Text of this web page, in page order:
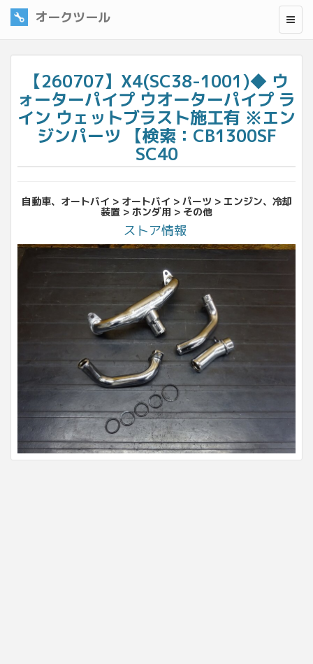
オークツール
【260707】X4(SC38-1001)◆ ウ
ォーターパイプ ウオーターパイプ ラ
イン ウェットブラスト施工有 ※エン
ジンパーツ 【検索：CB1300SF
SC40
自動車、オートバイ > オートバイ > パーツ > エンジン、冷却
装置 > ホンダ用 > その他
ストア情報